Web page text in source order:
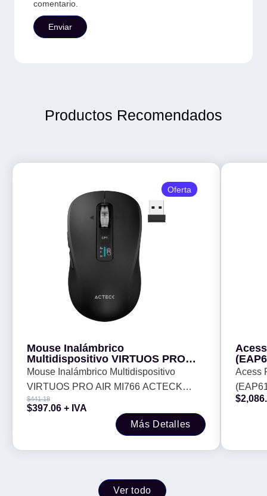
comentario.
Productos Recomendados
Mouse Inalámbrico
Multidispositivo VIRTUOS PRO
AIR MI766 ACTECK Batería
recargable 500 mAh -
Mouse Inalámbrico Multidispositivo
VIRTUOS PRO AIR MI766 ACTECK
Batería recargable 500 mAh -
$441.18
$397.06 + IVA
Más Detalles
Oferta
1
RJ45
Acess
puerto
$
Ver todo